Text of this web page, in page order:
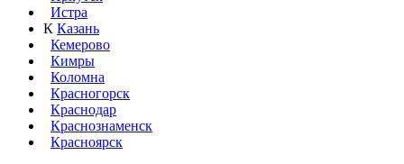
Истра
К Казань
Кемерово
Кимры
Коломна
Красногорск
Краснодар
Краснознаменск
Красноярск